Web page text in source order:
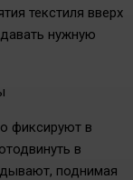
текстиля вверх
нужную
фиксируют в
в
поднимая